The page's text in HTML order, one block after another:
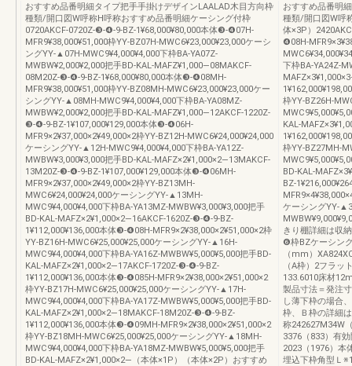
おすすめ品番明細タイプ把手手掛けデザインLAALAD木目方向枠
種類/開口図W呼称H呼称おすすめ品番明細ケーシング付枠
0720AKCF-0720Z-❸-❹-9-BZ-1¥68,000¥80,000本体❸-❹07H-
MFR9¥38,000¥51,000枠YY-BZ07H-MWC6¥23,000¥23,000ケーシ
ングYY-▲07H-MWC9¥4,000¥4,000下枠BA-YA07Z-
MWBW¥2,000¥2,000把手BD-KAL-MAFZ¥1,000―08MAKCF-
08M20Z-❸-❹-9-BZ-1¥68,000¥80,000本体❸-❹08MH-
MFR9¥38,000¥51,000枠YY-BZ08MH-MWC6¥23,000¥23,000ケー
シングYY-▲08MH-MWC9¥4,000¥4,000下枠BA-YA08MZ-
MWBW¥2,000¥2,000把手BD-KAL-MAFZ¥1,000―12AKCF-1220Z-
❸-❹-9-BZ-1¥107,000¥129,000本体❸-❹06H-
MFR9×2¥37,000×2¥49,000×2枠YY-BZ12H-MWC6¥24,000¥24,000
ケーシングYY-▲12H-MWC9¥4,000¥4,000下枠BA-YA12Z-
MWBW¥3,000¥3,000把手BD-KAL-MAFZ×2¥1,000×2―13MAKCF-
13M20Z-❸-❹-9-BZ-1¥107,000¥129,000本体❸-❹06MH-
MFR9×2¥37,000×2¥49,000×2枠YY-BZ13MH-
MWC6¥24,000¥24,000ケーシングYY-▲13MH-
MWC9¥4,000¥4,000下枠BA-YA13MZ-MWBW¥3,000¥3,000把手
BD-KAL-MAFZ×2¥1,000×2―16AKCF-1620Z-❸-❹-9-BZ-
1¥112,000¥136,000本体❸-❹08H-MFR9×2¥38,000×2¥51,000×2枠
YY-BZ16H-MWC6¥25,000¥25,000ケーシングYY-▲16H-
MWC9¥4,000¥4,000下枠BA-YA16Z-MWBW¥5,000¥5,000把手BD-
KAL-MAFZ×2¥1,000×2―17AKCF-1720Z-❸-❹-9-BZ-
1¥112,000¥136,000本体❸-❹085H-MFR9×2¥38,000×2¥51,000×2
枠YY-BZ17H-MWC6¥25,000¥25,000ケーシングYY-▲17H-
MWC9¥4,000¥4,000下枠BA-YA17Z-MWBW¥5,000¥5,000把手BD-
KAL-MAFZ×2¥1,000×2―18MAKCF-18M20Z-❸-❹-9-BZ-
1¥112,000¥136,000本体❸-❹09MH-MFR9×2¥38,000×2¥51,000×2
枠YY-BZ18MH-MWC6¥25,000¥25,000ケーシングYY-▲18MH-
MWC9¥4,000¥4,000下枠BA-YA18MZ-MWBW¥5,000¥5,000把手
BD-KAL-MAFZ×2¥1,000×2―（本体×1P）（本体×2P）おすすめ
おすすめ品番明
種類/開口図W呼
体×3P）
❹08H-
下枠BA-YA24Z-
枠YY-BZ26H-
KAL-
枠YY-BZ27MH-
BD-KAL-
BZ-
ケーシングYY-
きり棚詳細は収
❻枠BZケーシン
（mm）
（A枠）2フラ
133.6010床材
製品寸法＝発注
し薄下枠の場合
枠、Ｂ枠の詳細
称242627M34W
3376（833）有
2023（1976）本
埋込下枠角型Ｌ